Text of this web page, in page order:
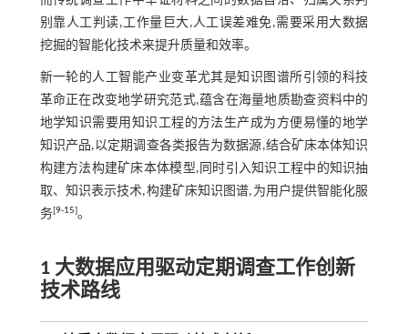
别靠人工判读,工作量巨大,人工误差难免,需要采用大数据
挖掘的智能化技术来提升质量和效率。
新一轮的人工智能产业变革尤其是知识图谱所引领的科技
革命正在改变地学研究范式,蕴含在海量地质勘查资料中的
地学知识需要用知识工程的方法生产成为方便易懂的地学
知识产品,以定期调查各类报告为数据源,结合矿床本体知识
构建方法构建矿床本体模型,同时引入知识工程中的知识抽
取、知识表示技术,构建矿床知识图谱,为用户提供智能化服
务[9-15]。
1 大数据应用驱动定期调查工作创新
技术路线